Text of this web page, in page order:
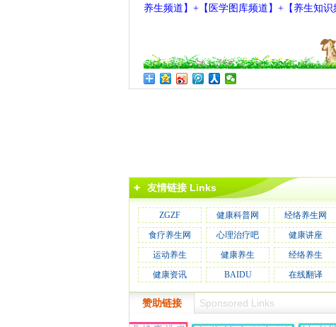
养生频道 】+【 医学图库频道 】+【 养生知识
友情链接 Links
ZGZF 健康科普网 经络养生网
食疗养生网
心理治疗吧 健康讲座
运动养生
健康养生 经络养生
健康资讯
BAIDU 在线翻译
赞助链接 Sponsored Links